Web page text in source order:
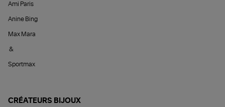
Ami Paris
Anine Bing
Max Mara
&
Sportmax
CRÉATEURS BIJOUX